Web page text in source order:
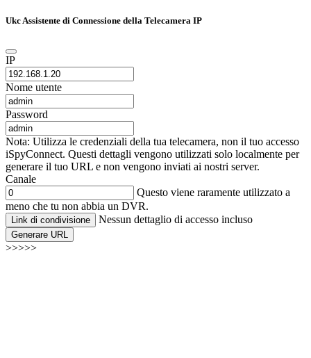
Ukc Assistente di Connessione della Telecamera IP
IP
Nome utente
Password
Nota: Utilizza le credenziali della tua telecamera, non il tuo accesso
iSpyConnect. Questi dettagli vengono utilizzati solo localmente per
generare il tuo URL e non vengono inviati ai nostri server.
Canale
Questo viene raramente utilizzato a
meno che tu non abbia un DVR.
Link di condivisione Nessun dettaglio di accesso incluso
Generare URL
>>>>>